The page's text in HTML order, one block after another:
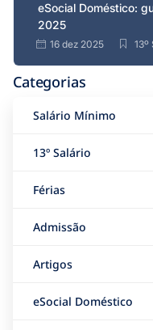
eSocial Doméstico:
2025
16 dez 2025 13º
Categorias
Salário Mínimo
13º Salário
Férias
Admissão
Artigos
eSocial Doméstico